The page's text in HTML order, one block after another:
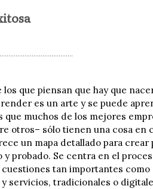
que piensan que hay que
es un arte y se puede
muchos de los mejores
otros– sólo tienen una cosa
un mapa detallado para
probado. Se centra en el
tan importantes
servicios, tradicionales o